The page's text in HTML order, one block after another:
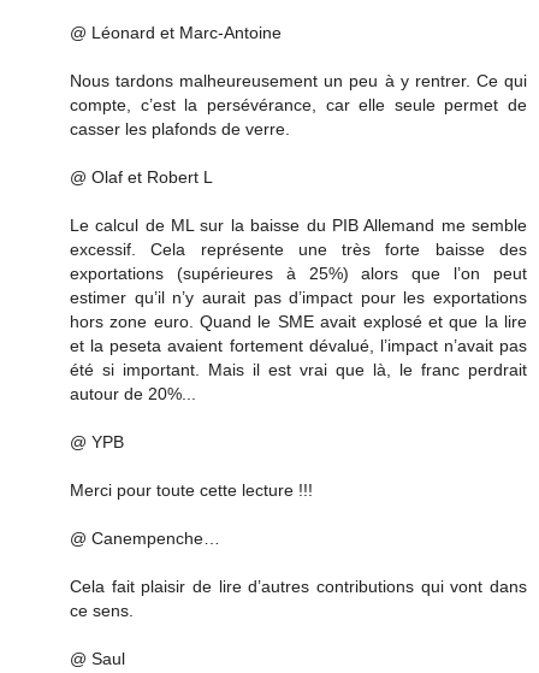
@ Léonard et Marc-Antoine
Nous tardons malheureusement un peu à y rentrer. Ce qui
compte, c’est la persévérance, car elle seule permet de
casser les plafonds de verre.
@ Olaf et Robert L
Le calcul de ML sur la baisse du PIB Allemand me semble
excessif. Cela représente une très forte baisse des
exportations (supérieures à 25%) alors que l’on peut
estimer qu’il n’y aurait pas d’impact pour les exportations
hors zone euro. Quand le SME avait explosé et que la lire
et la peseta avaient fortement dévalué, l’impact n’avait pas
été si important. Mais il est vrai que là, le franc perdrait
autour de 20%...
@ YPB
Merci pour toute cette lecture !!!
@ Canempenche…
Cela fait plaisir de lire d’autres contributions qui vont dans
ce sens.
@ Saul